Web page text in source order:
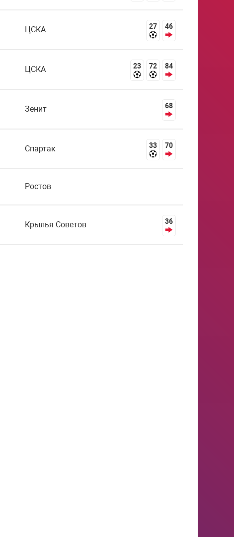
ЦСКА 27 46
ЦСКА 23 72 84
Зенит 68
Спартак 33 70
Ростов
Крылья Советов 36